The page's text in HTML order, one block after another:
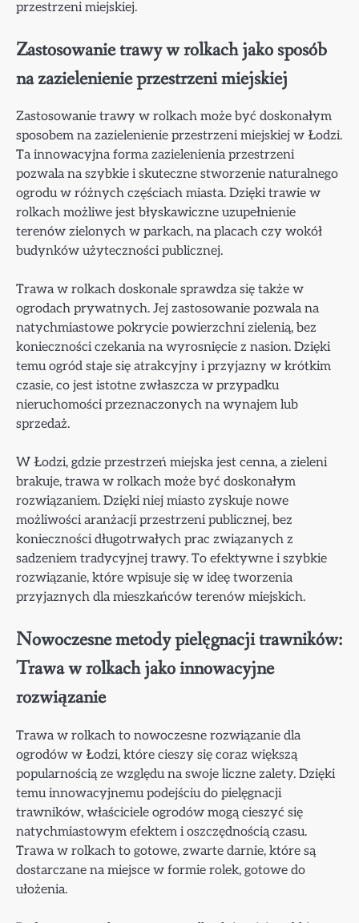
przestrzeni miejskiej.
Zastosowanie trawy w rolkach jako sposób
na zazielenienie przestrzeni miejskiej
Zastosowanie trawy w rolkach może być doskonałym
sposobem na zazielenienie przestrzeni miejskiej w Łodzi.
Ta innowacyjna forma zazielenienia przestrzeni
pozwala na szybkie i skuteczne stworzenie naturalnego
ogrodu w różnych częściach miasta. Dzięki trawie w
rolkach możliwe jest błyskawiczne uzupełnienie
terenów zielonych w parkach, na placach czy wokół
budynków użyteczności publicznej.
Trawa w rolkach doskonale sprawdza się także w
ogrodach prywatnych. Jej zastosowanie pozwala na
natychmiastowe pokrycie powierzchni zielenią, bez
konieczności czekania na wyrosnięcie z nasion. Dzięki
temu ogród staje się atrakcyjny i przyjazny w krótkim
czasie, co jest istotne zwłaszcza w przypadku
nieruchomości przeznaczonych na wynajem lub
sprzedaż.
W Łodzi, gdzie przestrzeń miejska jest cenna, a zieleni
brakuje, trawa w rolkach może być doskonałym
rozwiązaniem. Dzięki niej miasto zyskuje nowe
możliwości aranżacji przestrzeni publicznej, bez
konieczności długotrwałych prac związanych z
sadzeniem tradycyjnej trawy. To efektywne i szybkie
rozwiązanie, które wpisuje się w ideę tworzenia
przyjaznych dla mieszkańców terenów miejskich.
Nowoczesne metody pielęgnacji trawników:
Trawa w rolkach jako innowacyjne
rozwiązanie
Trawa w rolkach to nowoczesne rozwiązanie dla
ogrodów w Łodzi, które cieszy się coraz większą
popularnością ze względu na swoje liczne zalety. Dzięki
temu innowacyjnemu podejściu do pielęgnacji
trawników, właściciele ogrodów mogą cieszyć się
natychmiastowym efektem i oszczędnością czasu.
Trawa w rolkach to gotowe, zwarte darnie, które są
dostarczane na miejsce w formie rolek, gotowe do
ułożenia.